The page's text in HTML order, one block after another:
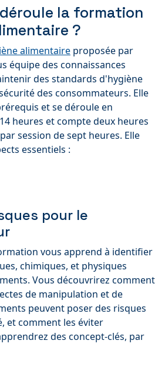
la formation
?
alimentaire proposée par
équipe des connaissances
des standards d'hygiène
des consommateurs. Elle
et se déroule en
heures et compte deux heures
session de sept heures. Elle
essentiels :
pour le
vous apprend à identifier
chimiques, et physiques
Vous découvrirez comment
de manipulation et de
peuvent poser des risques
et comment les éviter
des concept-clés, par